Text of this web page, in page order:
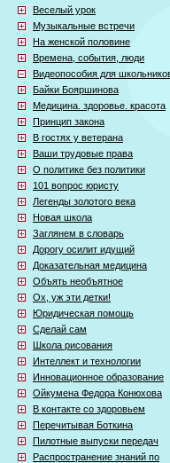
Веселый урок
Музыкальные встречи
На женской половине
Времена, события, люди
Видеопособия для
Байки Бояршинова
Медицина. здоровье. красота
Принцип закона
В гостях у ветерана
Ваши трудовые права
О политике без политики
101 вопрос юристу
Легенды золотого века
Новая школа
Заглянем в словарь
Дорогу осилит идущий
Доказательная медицина
Объять необъятное
Ох, уж эти детки!
Юридическая помощь
Сделай сам
Школа рисования
Интеллект и технологии
Инновационное образование
Ойкумена Федора Конюхова
В контакте со здоровьем
Перечитывая Боткина
Пилотные выпуски передач
Распространение знаний по